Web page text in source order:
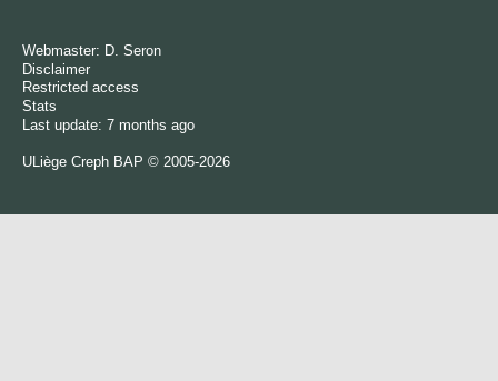
Webmaster: D. Seron
Disclaimer
Restricted access
Stats
Last update: 7 months ago
ULiège Creph BAP © 2005-2026